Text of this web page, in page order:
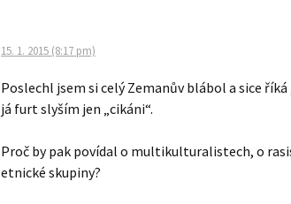
15. 1. 2015 (8:17 pm)
Poslechl jsem si celý Zemanův blábol a sice říká
já furt slyším jen „cikáni“.
Proč by pak povídal o multikulturalistech, o
etnické skupiny?